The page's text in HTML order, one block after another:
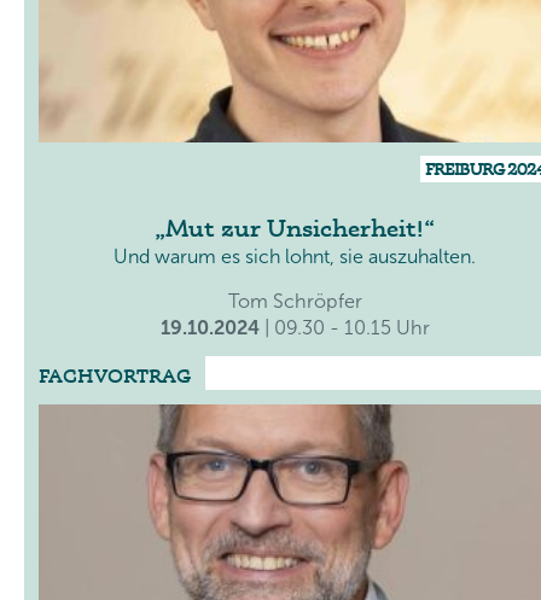
FREIBURG
Mut zur Unsicherheit!
Und warum es sich lohnt, sie auszuhalten.
Tom Schröpfer
19.10.2024
| 09.30 - 10.15 Uhr
FACHVORTRAG